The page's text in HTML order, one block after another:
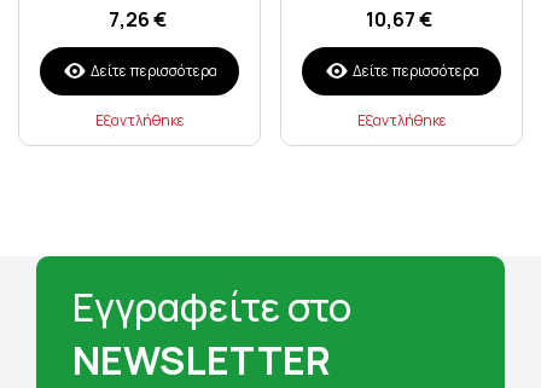
7,26 €
Δείτε περισσότερα
Εξαντλήθηκε
10,67 €
Δείτε περισσότερα
Εξαντλήθηκε
Εγγραφείτε στο
NEWSLETTER